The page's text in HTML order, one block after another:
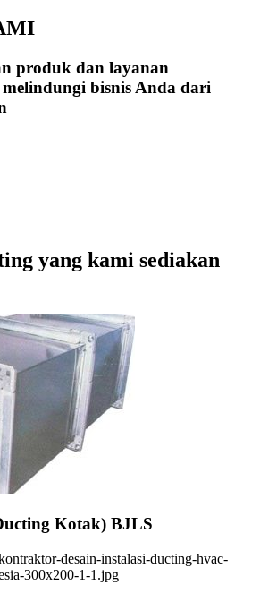
produk dan layanan
bisnis Anda dari
yang kami sediakan
Kotak) BJLS